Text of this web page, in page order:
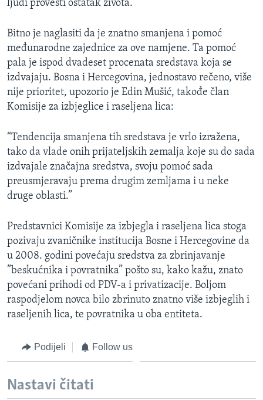
ljudi provesti ostatak života.
Bitno je naglasiti da je znatno smanjena i pomoć
međunarodne zajednice za ove namjene. Ta pomoć
pala je ispod dvadeset procenata sredstava koja se
izdvajaju. Bosna i Hercegovina, jednostavo rečeno, više
nije prioritet, upozorio je Edin Mušić, takođe član
Komisije za izbjeglice i raseljena lica:
“Tendencija smanjena tih sredstava je vrlo izražena,
tako da vlade onih prijateljskih zemalja koje su do sada
izdvajale značajna sredstva, svoju pomoć sada
preusmjeravaju prema drugim zemljama i u neke
druge oblasti.”
Predstavnici Komisije za izbjegla i raseljena lica stoga
pozivaju zvaničnike institucija Bosne i Hercegovine da
u 2008. godini povećaju sredstva za zbrinjavanje
”beskućnika i povratnika” pošto su, kako kažu, znato
povećani prihodi od PDV-a i privatizacije. Boljom
raspodjelom novca bilo zbrinuto znatno više izbjeglih i
raseljenih lica, te povratnika u oba entiteta.
Podijeli Follow us
Nastavi čitati